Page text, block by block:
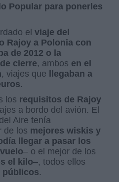
Popular para ponerles
elviaje del
Rajoy a Polonia con
de 2012 o la
cierre, ambos en el
, viajes que
llegaban a
.
los requisitos de Rajoy
a bordo del avión. El
Aire tenía
de los mejores wiskis y
llegar a pasar los
– o el mejor de los
el kilo–, todos ellos
públicos.